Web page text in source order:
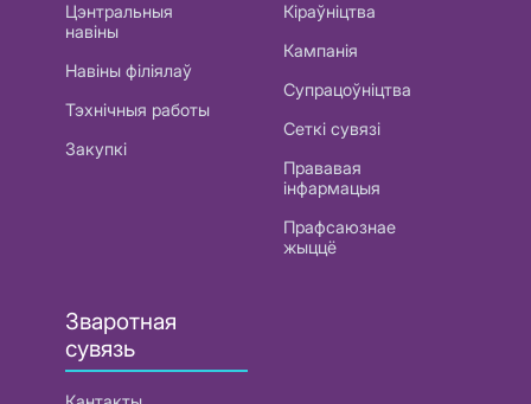
Цэнтральныя
навіны
Навіны філіялаў
Тэхнічныя работы
Закупкі
Кіраўніцтва
Кампанія
Супрацоўніцтва
Сеткі сувязі
Прававая
інфармацыя
Прафсаюзнае
жыццё
Зваротная
сувязь